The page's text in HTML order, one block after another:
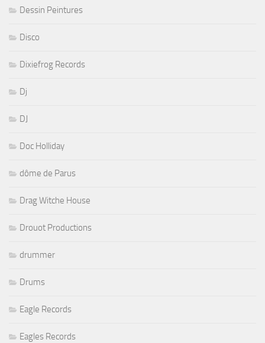
Dessin Peintures
Disco
Dixiefrog Records
Dj
DJ
Doc Holliday
dôme de Parus
Drag Witche House
Drouot Productions
drummer
Drums
Eagle Records
Eagles Records